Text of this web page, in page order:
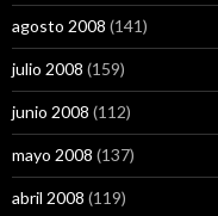
agosto 2008 (141)
julio 2008 (159)
junio 2008 (112)
mayo 2008 (137)
abril 2008 (119)